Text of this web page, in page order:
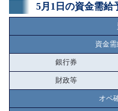
5月1日の資金需給
資金
銀行券
財政等
オペ